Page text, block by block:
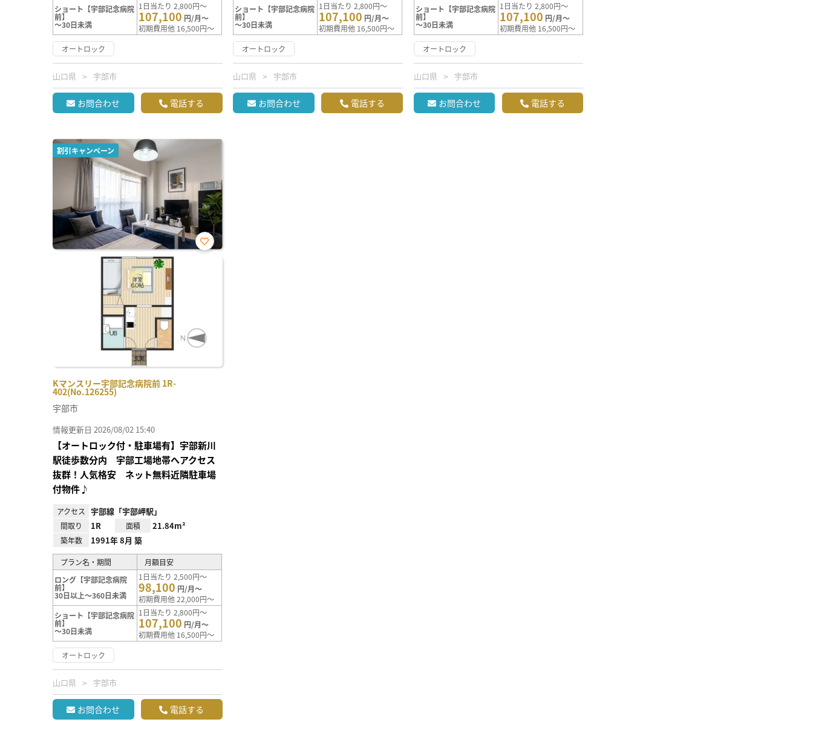
ショート【宇部記念病院
前】
～30日未満
1日当たり 2,800円～
107,100 円/月～
初期費用他 16,500円～
オートロック
山口県 宇部市
お問合わせ 電話する
ショート【宇部記念病院
前】
～30日未満
1日当たり 2,800円～
107,100 円/月～
初期費用他 16,500円～
オートロック
山口県 宇部市
お問合わせ 電話する
ショート【宇部記念病院
前】
～30日未満
1日当たり 2,800円～
107,100 円/月～
初期費用他 16,500円～
オートロック
山口県 宇部市
お問合わせ 電話する
割引キャンペーン
Kマンスリー宇部記念病院前 1R-
402(No.126255)
お気
宇部市
情報更新日 2026/08/02 15:40
【オートロック付・駐車場有】宇部新川
駅徒歩数分内 宇部工場地帯へアクセス
抜群！人気格安 ネット無料近隣駐車場
付物件♪
アクセス 宇部線「宇部岬駅」
間取り 1R 面積 21.84m²
築年数 1991年 8月 築
プラン名・期間
月額目安
ロング【宇部記念病院
前】
30日以上～360日未満
1日当たり 2,500円～
98,100 円/月～
初期費用他 22,000円～
ショート【宇部記念病院
前】
～30日未満
1日当たり 2,800円～
107,100 円/月～
初期費用他 16,500円～
オートロック
山口県 宇部市
お問合わせ 電話する